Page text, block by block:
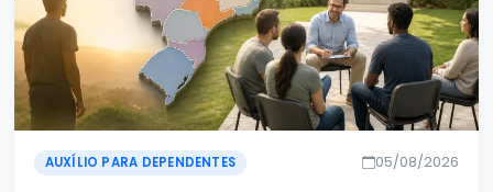
AUXÍLIO PARA DEPENDENTES 05/08/2026